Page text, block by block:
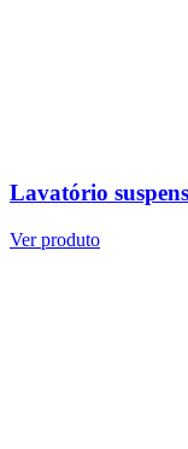
Lavatório
Ver produto